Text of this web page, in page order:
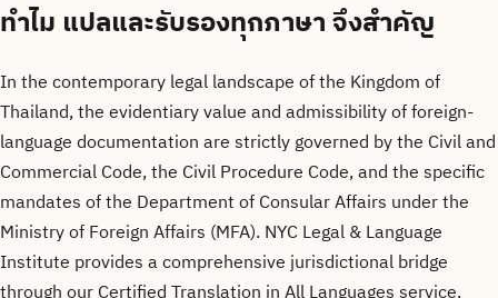
ทำไม แปลและรับรองทุกภาษาจึงสำคัญ
In the contemporary legal landscape of the Kingdom of
Thailand, the evidentiary value and admissibility of foreign-
language documentation are strictly governed by the Civil and
Commercial Code, the Civil Procedure Code, and the specific
mandates of the Department of Consular Affairs under the
Ministry of Foreign Affairs (MFA). NYC Legal & Language
Institute provides a comprehensive jurisdictional bridge